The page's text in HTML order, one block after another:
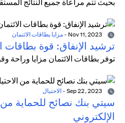
بحيث تتم مراعاة جميع النتائج
- مزايا بطاقات الائتمان
ترشيد الإنفاق: قوة بطاقات
توفر بطاقات الائتمان مزايا وراحة
- الاحتيال
سيتي بنك نصائح للحماية من
الإلكتروني